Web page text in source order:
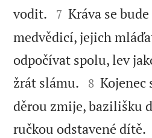
vodit. 

7 Kráva se
medvědicí, jejich
odpočívat spolu, lev
žrát slámu. 

8 Kojenec
děrou zmije, bazilišku
ručkou odstavené dítě.